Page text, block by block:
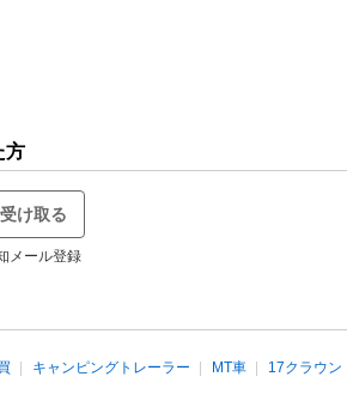
方
け取る
メール登録
キャンピングトレーラー MT車
17クラウン